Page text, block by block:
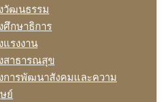
วัฒนธรรม
ศึกษาธิการ
แรงงาน
สาธารณสุข
การพัฒนาสังคมและความ
ย์